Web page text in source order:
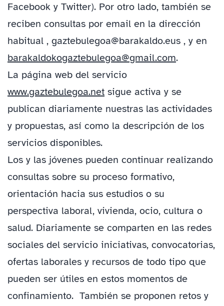
Facebook y Twitter). Por otro lado, también se
reciben consultas por email en la dirección
habitual , gaztebulegoa@barakaldo.eus , y en
barakaldokogaztebulegoa@gmail.com.
La página web del servicio
www.gaztebulegoa.net sigue activa y se
publican diariamente nuestras las actividades
y propuestas, así como la descripción de los
servicios disponibles.
Los y las jóvenes pueden continuar realizando
consultas sobre su proceso formativo,
orientación hacia sus estudios o su
perspectiva laboral, vivienda, ocio, cultura o
salud. Diariamente se comparten en las redes
sociales del servicio iniciativas, convocatorias,
ofertas laborales y recursos de todo tipo que
pueden ser útiles en estos momentos de
confinamiento. También se proponen retos y